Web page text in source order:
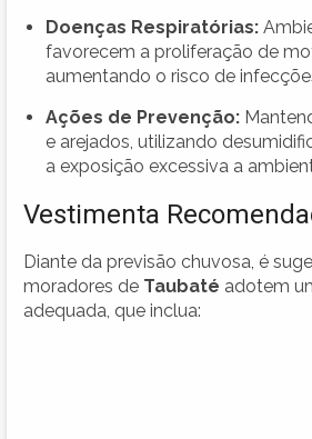
Doenças Respiratórias:
favorecem a proliferação de
aumentando o risco de
Ações de Prevenção:
e arejados, utilizando
a exposição excessiva a
Vestimenta
Diante da previsão chuvosa, é
moradores de Taubaté adotem
adequada, que inclua: